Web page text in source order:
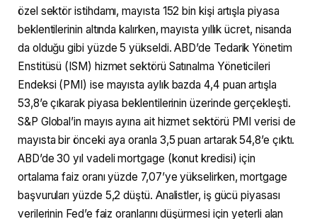
özel sektör istihdamı, mayısta 152 bin kişi artışla piyasa
beklentilerinin altında kalırken, mayısta yıllık ücret, nisanda
da olduğu gibi yüzde 5 yükseldi. ABD’de Tedarik Yönetim
Enstitüsü (ISM) hizmet sektörü Satınalma Yöneticileri
Endeksi (PMI) ise mayısta aylık bazda 4,4 puan artışla
53,8’e çıkarak piyasa beklentilerinin üzerinde gerçekleşti.
S&P Global’in mayıs ayına ait hizmet sektörü PMI verisi de
mayısta bir önceki aya oranla 3,5 puan artarak 54,8’e çıktı.
ABD’de 30 yıl vadeli mortgage (konut kredisi) için
ortalama faiz oranı yüzde 7,07’ye yükselirken, mortgage
başvuruları yüzde 5,2 düştü. Analistler, iş gücü piyasası
verilerinin Fed’e faiz oranlarını düşürmesi için yeterli alan